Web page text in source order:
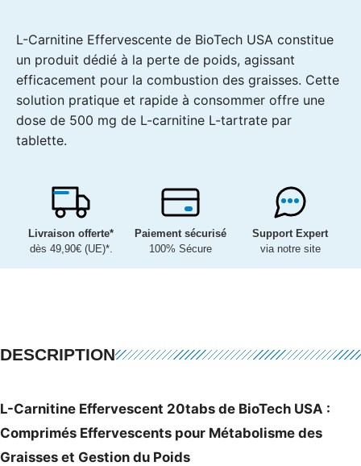
Effervescent
20tabs
L-Carnitine Effervescente de BioTech USA constitue
un produit dédié à la perte de poids, agissant
efficacement pour la combustion des graisses. Cette
solution pratique et rapide à consommer offre une
dose de 500 mg de L-carnitine L-tartrate par
tablette.
Livraison offerte*
dès 49,90€ (UE)*.
Paiement sécurisé
100% Sécure
Support Expert
via notre site
DESCRIPTION
L-Carnitine Effervescent 20tabs de BioTech USA :
Comprimés Effervescents pour Métabolisme des
Graisses et Gestion du Poids